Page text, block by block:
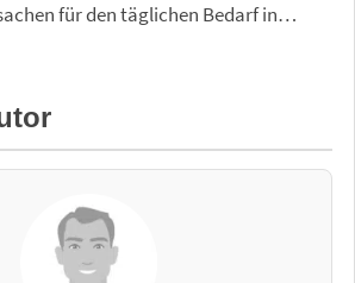
für den täglichen Bedarf in…